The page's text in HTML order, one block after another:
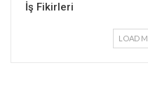
İş Fikirleri
LOAD